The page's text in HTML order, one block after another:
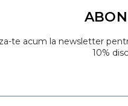
te acum la newsletter
10%